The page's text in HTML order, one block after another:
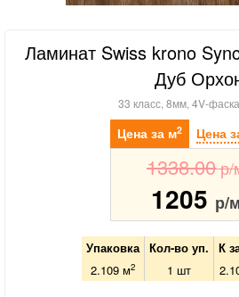
Ламинат Swiss krono
Дуб
33 класс, 8мм, 4V-
Цена за м2 Цена
1338.00р/
1205 р/м
Упаковка Кол-во уп. К
2.109 м2 1 шт